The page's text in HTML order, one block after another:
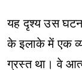
यह दृश्य उस
के इलाके में एक
ग्रस्त था। वे